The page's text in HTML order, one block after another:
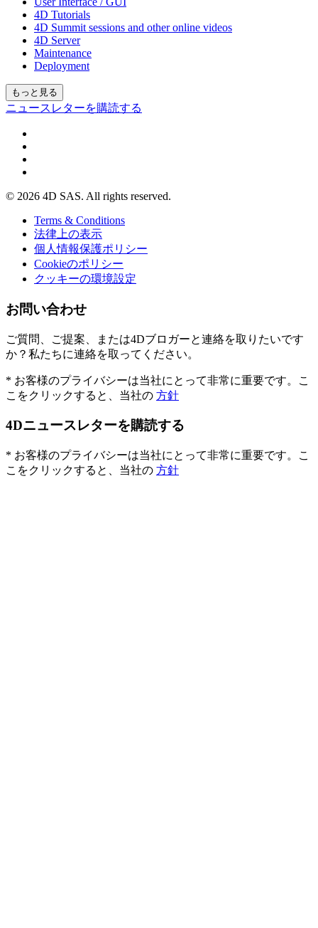
4D Tutorials
4D Summit sessions and other online videos
4D Server
Maintenance
Deployment
もっと見る
ニュースレターを購読する
© 2026 4D SAS. All rights reserved.
Terms & Conditions
法律上の表示
個人情報保護ポリシー
Cookieのポリシー
クッキーの環境設定
お問い合わせ
ご質問、ご提案、または4Dブロガーと連絡を取りたいです
か？私たちに連絡を取ってください。
* お客様のプライバシーは当社にとって非常に重要です。こ
こをクリックすると、当社の 方針
4Dニュースレターを購読する
* お客様のプライバシーは当社にとって非常に重要です。こ
こをクリックすると、当社の 方針